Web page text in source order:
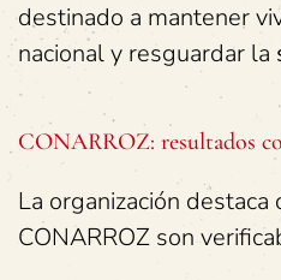
destinado a mantener
nacional y resguardar la
CONARROZ: resultados
La organización
CONARROZ son